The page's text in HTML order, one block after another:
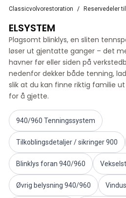
Reservedeler til PV/Duett
PV/Duett Bremssystem
PV/Duett Drivstoff/avgassystem
PV/Duett Elsystem
PV/Duett Forstilling
PV/Duett Interiør
PV/Duett Karosseri
PV/Duett Kraftoverføring/bakaksel
PV/Duett Kjølesystem
PV/Duett Motordeler
Øvrig PV/Duett
PV/Duett Motorregulering
PV/Duett Varme/Friskluftsanlegg
PV/Duett Dekk/felg/navkapsler
Reservedeler til Amazon
Classicvolvorestoration Reservedeler
ELSYSTEM
Plagsomt blinklys, en sliten
løser ut gjentatte ganger – det
havner før eller siden på
nedenfor dekker både tenning,
slik at du kan finne riktig familie
for å gjette.
940/960 Tenningssystem
Tilkoblingsdetaljer / sikringer 900
Blinklys foran 940/960
Øvrig belysning 940/960